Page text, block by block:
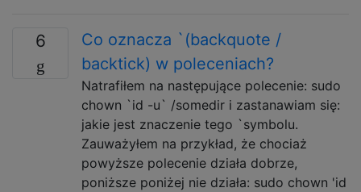
6
Co oznacza `(backquote /
backtick) w poleceniach?
Natrafiłem na następujące polecenie: sudo
chown `id -u` /somedir i zastanawiam się:
jakie jest znaczenie tego `symbolu.
Zauważyłem na przykład, że chociaż
powyższe polecenie działa dobrze,
poniższe poniżej nie działa: sudo chown 'id